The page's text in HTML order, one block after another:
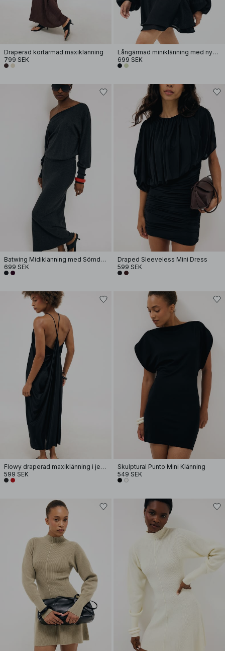
Draperad kortärmad maxiklänning
799 SEK
Långärmad miniklänning med nyckelhål
699 SEK
Batwing Midiklänning med Sömdetaljer
699 SEK
Draped Sleeveless Mini Dress
599 SEK
Flowy draperad maxiklänning i jersey
599 SEK
Skulptural Punto Mini Klänning
549 SEK